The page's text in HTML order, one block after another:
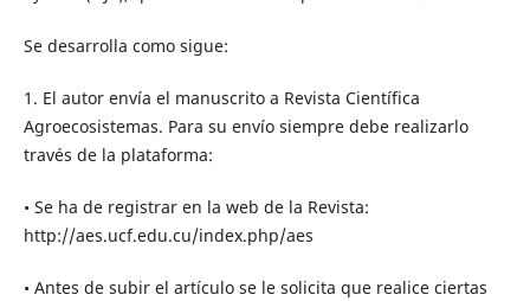
Se desarrolla como sigue:
1. El autor envía el manuscrito a Revista Científica
Agroecosistemas. Para su envío siempre debe realizarlo
través de la plataforma:
• Se ha de registrar en la web de la Revista:
http://aes.ucf.edu.cu/index.php/aes
• Antes de subir el artículo se le solicita que realice ciertas